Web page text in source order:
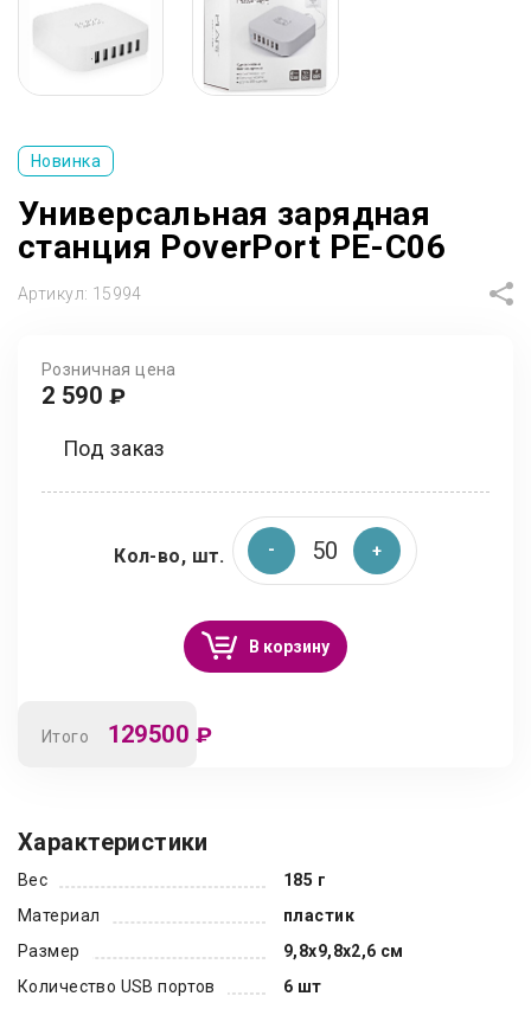
Новинка
Универсальная зарядная
станция PoverPort PE-C06
Артикул: 15994
Розничная цена
2 590 ₽
Под заказ
Кол-во, шт.
В корзину
Итого 129500 ₽
Характеристики
Вес
185 г
Материал
пластик
Размер
9,8х9,8х2,6 см
Количество USB портов
6 шт